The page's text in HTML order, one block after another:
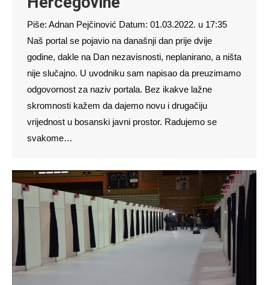
Piše: Adnan Pejčinović Datum: 01.03.2022. u 17:35
Naš portal se pojavio na današnji dan prije dvije
godine, dakle na Dan nezavisnosti, neplanirano, a ništa
nije slučajno. U uvodniku sam napisao da preuzimamo
odgovornost za naziv portala. Bez ikakve lažne
skromnosti kažem da dajemo novu i drugačiju
vrijednost u bosanski javni prostor. Radujemo se
svakome…